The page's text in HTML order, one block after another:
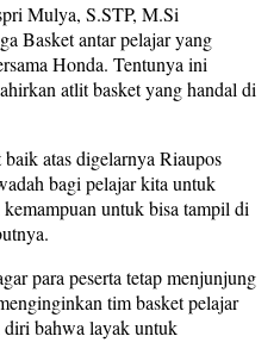
Mulya, S.STP, M.Si
Basket antar pelajar yang
Honda. Tentunya ini
atlit basket yang handal di
atas digelarnya Riaupos
bagi pelajar kita untuk
untuk bisa tampil di
para peserta tetap menjunjung
tim basket pelajar
bahwa layak untuk